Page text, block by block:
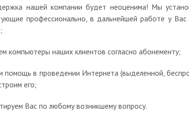
нашей компании будет неоценима! Мы
профессионально, в дальнейшей работе у
компьютеры наших клиентов согласно абонементу;
в проведении Интернета (выделенной,
его;
Вас по любому возникшему вопросу.